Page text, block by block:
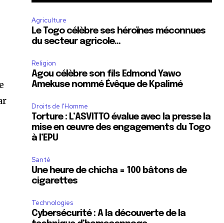
Agriculture
Le Togo célèbre ses héroïnes méconnues
du secteur agricole…
Religion
Agou célèbre son fils Edmond Yawo
Amekuse nommé Évêque de Kpalimé
Droits de l'Homme
Torture : L’ASVITTO évalue avec la presse la
mise en œuvre des engagements du Togo
à l’EPU
Santé
Une heure de chicha = 100 bâtons de
cigarettes
Technologies
Cybersécurité : A la découverte de la